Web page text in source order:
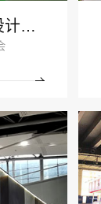
ESIE北京国际储能展览会展台设计搭建案例-公牛集团